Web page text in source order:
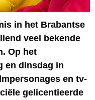
in het Brabantse
veel bekende
Op het
en dinsdag in
en tv-
gelicentieerde